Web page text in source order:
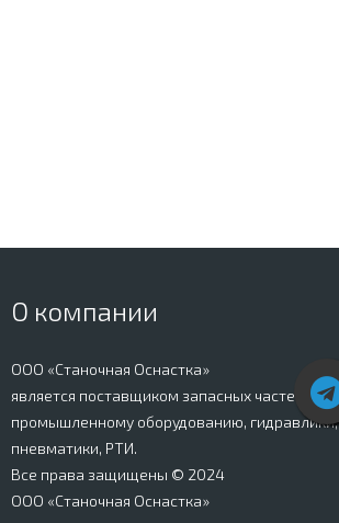
О компании
ООО «Станочная Оснастка»
является поставщиком запасных частей к
промышленному оборудованию, гидравлики,
пневматики, РТИ.
Все права защищены © 2024
ООО «Станочная Оснастка»